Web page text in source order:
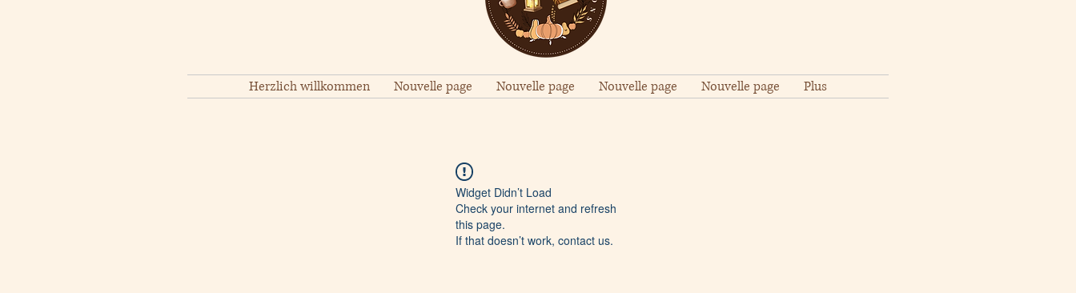
Herzlich willkommen Nouvelle page Nouvelle page Nouvelle page Nouvelle page Plus
Widget Didn’t Load
Check your internet and refresh
this page.
If that doesn’t work, contact us.